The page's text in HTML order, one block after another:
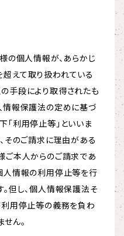
の個人情報が、あらかじ
えて取り扱われている
手段により取得されたも
情報保護法の定めに基づ
「利用停止等」といいま
そのご請求に理由がある
ご本人からのご請求であ
人情報の利用停止等を行
但し、個人情報保護法そ
利用停止等の義務を負わ
ん。